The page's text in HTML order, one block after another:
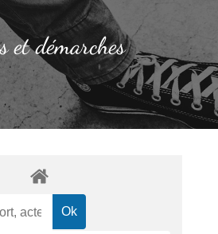
et démarches